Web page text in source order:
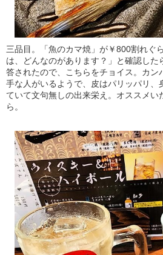
三品目。「魚のカマ焼」が￥800割れぐ
は、どんなのがあります？」と確認した
答されたので、こちらをチョイス。カン
手な人がいるようで、皮はパリッパリ、
ていて文句無しの出来栄え。オススメい
ら。